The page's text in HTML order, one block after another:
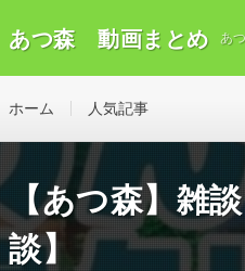
あつ森 動画まとめ あ
ホーム 人気記事
【あつ森】雑
談】